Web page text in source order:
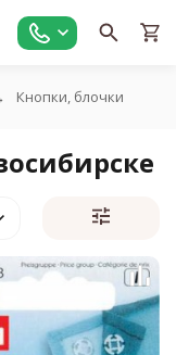
Кнопки, блочки